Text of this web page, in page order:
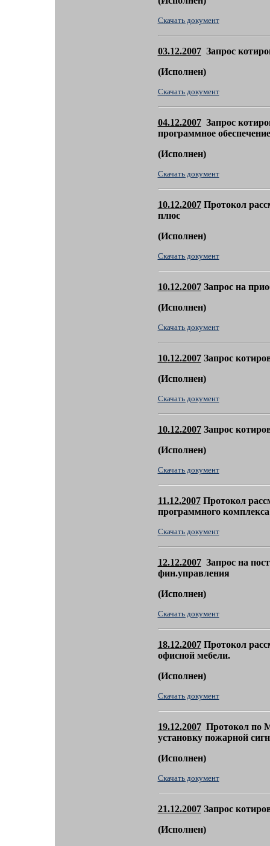
Скачать документ
03.12.2007Запрос
(Исполнен)
Скачать документ
04.12.2007Запрос
программное обеспечение
(Исполнен)
Скачать документ
10.12.2007Протокол
плюс
(Исполнен)
Скачать документ
10.12.2007Запрос на
(Исполнен)
Скачать документ
10.12.2007Запрос
(Исполнен)
Скачать документ
10.12.2007Запрос
(Исполнен)
Скачать документ
11.12.2007Протокол
программного комплекса
Скачать документ
12.12.2007Запрос на
фин.управления
(Исполнен)
Скачать документ
18.12.2007Протокол
офисной мебели.
(Исполнен)
Скачать документ
19.12.2007Протокол по
установку пожарной
(Исполнен)
Скачать документ
21.12.2007Запрос
(Исполнен)